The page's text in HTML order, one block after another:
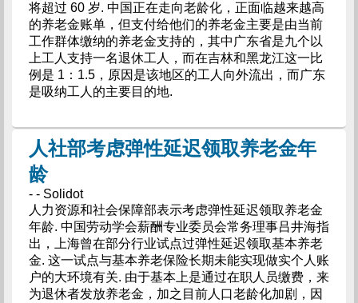
将超过 60 岁. 中国正在走向老龄化，正面临越来越高
的养老金账单，但支付给他们的养老金主要是由当前
工作群体缴纳的养老金支持的，其中广东省是九个以
上工人支持一名退休工人，而在吉林和黑龙江这一比
例是 1：1.5，原因是该地区的工人向外流出，而广东
是吸纳工人的主要目的地.
人社部考虑弹性延迟领取养老金年
龄
- - Solidot
人力资源和社会保障部表示考虑弹性延迟领取养老金
年龄. 中国劳动学会薪酬专业委员会常务理事吕井海指
出，上海曾在部分行业试点过弹性延迟领取基本养老
金. 这一试点与基本养老保险长期未能实现做实个人账
户的大环境有关. 由于基本上是通过在职人员缴费，来
为退休者发放养老金，加之目前人口老龄化加剧，因